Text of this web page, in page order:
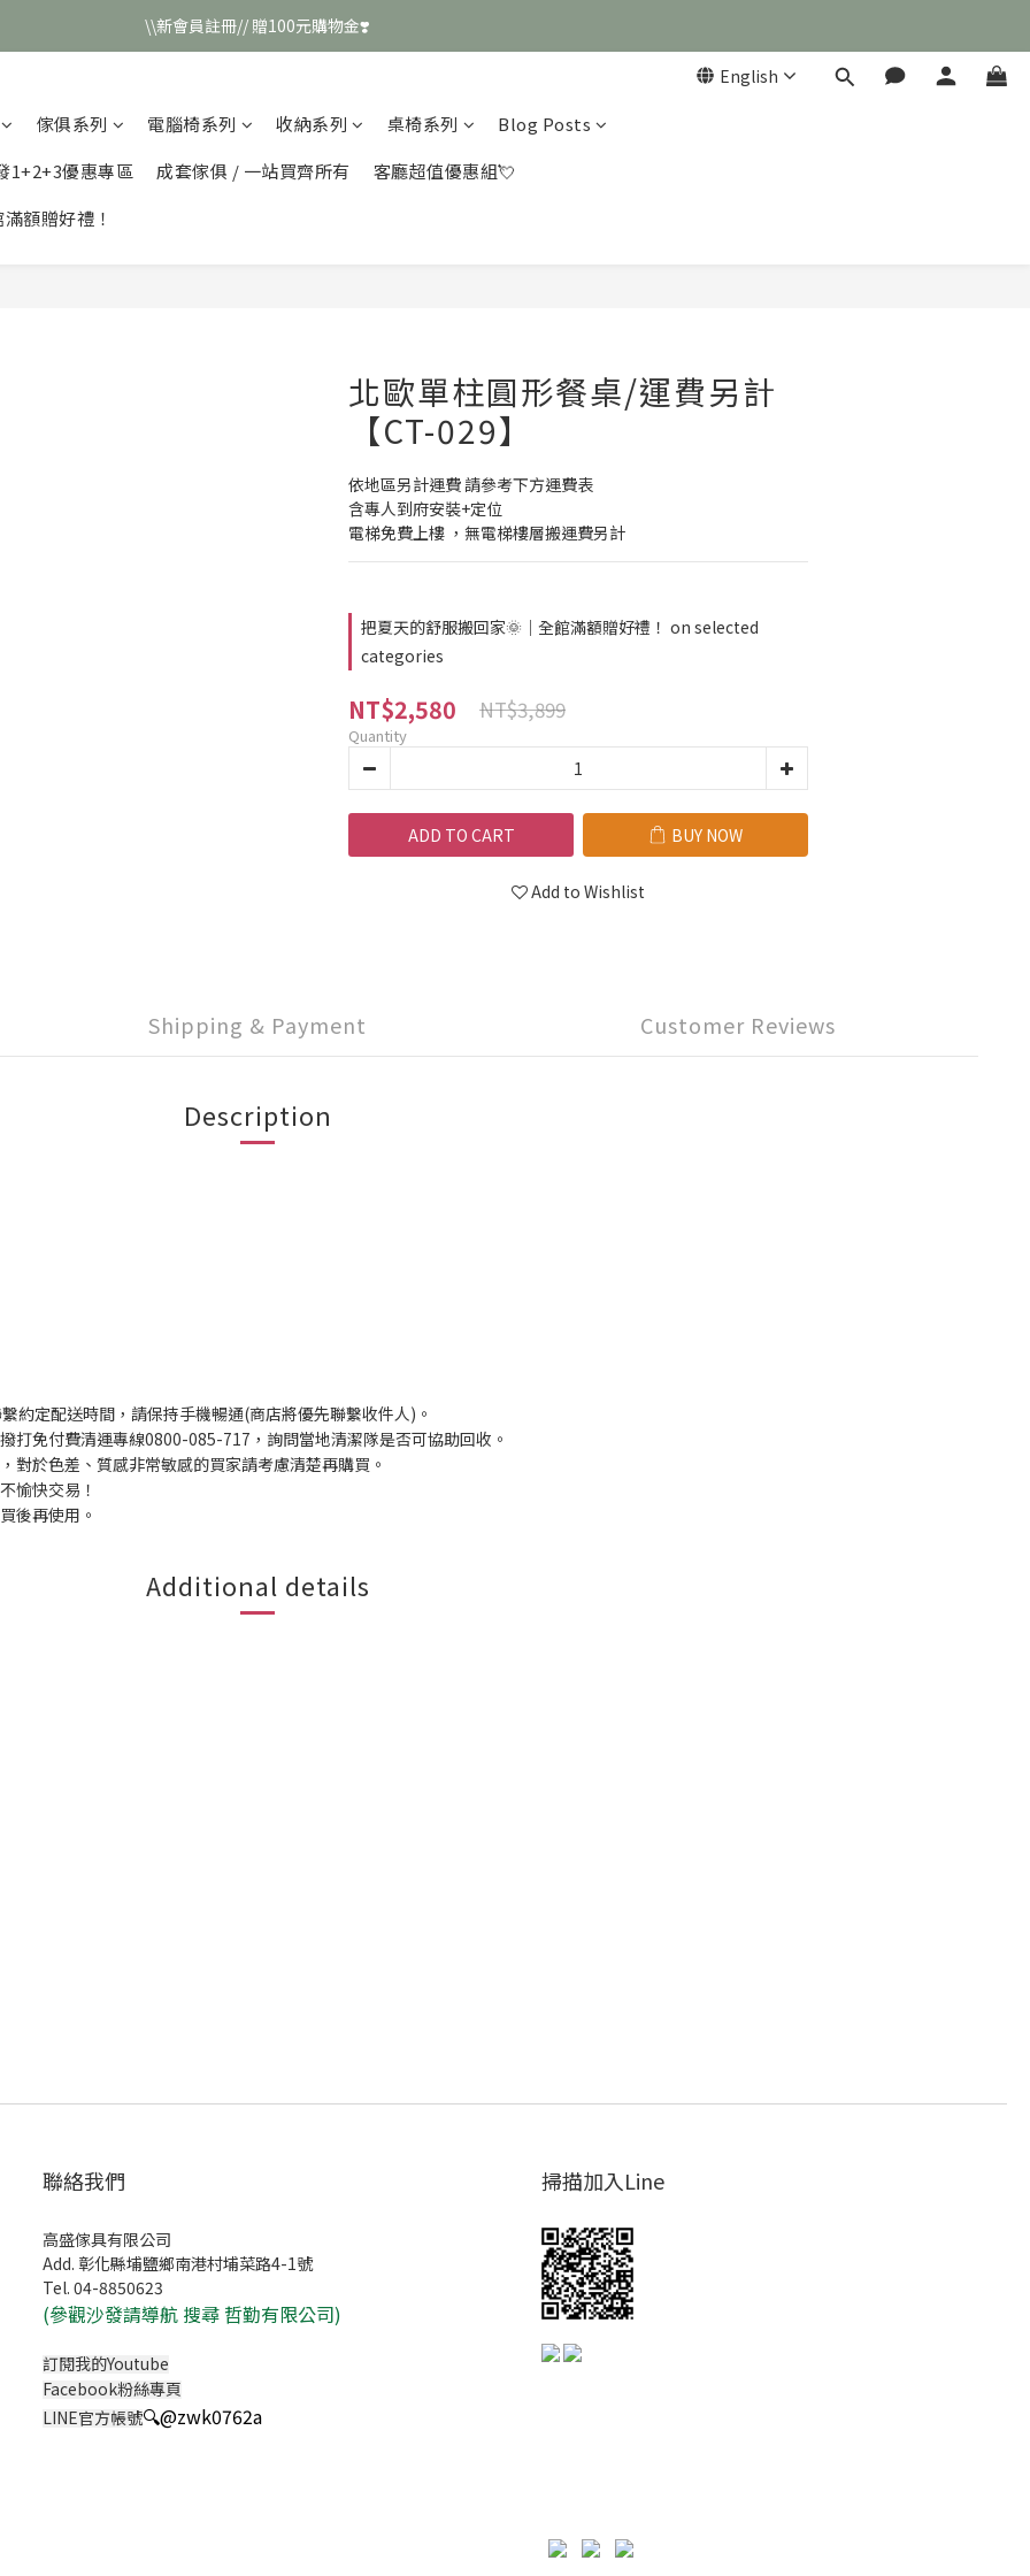
\\新會員註冊// 贈100元購物金❣️
\\新會員註冊// 贈100元購物金❣️
\\新會員註冊// 贈100元購物金❣️
English
傢俱系列 電腦椅系列 收納系列 桌椅系列
Blog Posts
1+2+3優惠專區 成套傢俱 / 一站買齊所有
客廳超值優惠組💘
額贈好禮！
北歐單柱圓形餐桌/運費另計
【CT-029】
依地區另計運費 請參考下方運費表
含專人到府安裝+定位
電梯免費上樓 ，無電梯樓層搬運費另計
把夏天的舒服搬回家🌞｜全館滿額贈好禮！ on selected
categories
NT$2,580 NT$3,899
Quantity
ADD TO CART BUY NOW
Add to Wishlist
Shipping & Payment Customer Reviews
Description
約定配送時間，請保持手機暢通(商店將優先聯繫收件人)。
打免付費清運專線0800-085-717，詢問當地清潔隊是否可協助回收。
對於色差、質感非常敏感的買家請考慮清楚再購買。
愉快交易！
後再使用。
Additional details
聯絡我們
高盛傢具有限公司
Add. 彰化縣埔鹽鄉南港村埔菜路4-1號
Tel. 04-8850623
(參觀沙發請導航 搜尋 哲勤有限公司)
訂閱我的Youtube
Facebook粉絲專頁
LINE官方帳號🔍@zwk0762a
掃描加入Line